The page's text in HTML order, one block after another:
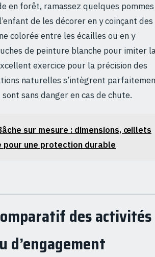
en forêt, ramassez quelques
de les décorer en y coinçant des
colorée entre les écailles ou en y
de peinture blanche pour imiter
exercice pour la précision des
naturelles s’intègrent
sans danger en cas de chute.
sur mesure : dimensions, œillets
pour une protection durable
des activités
d’engagement